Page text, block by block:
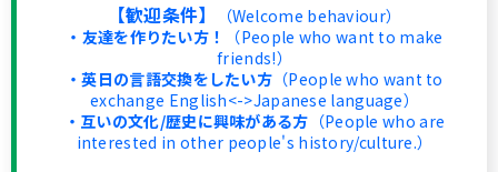
【歓迎条件】
（Welcome behaviour）
・友達を作りたい方！
（People who want to make
friends!）
・英日の言語交換をしたい方 （People who want to
exchange English<->Japanese language）
・互いの文化/歴史に興味がある方 （People who are
interested in other people's history/culture.）